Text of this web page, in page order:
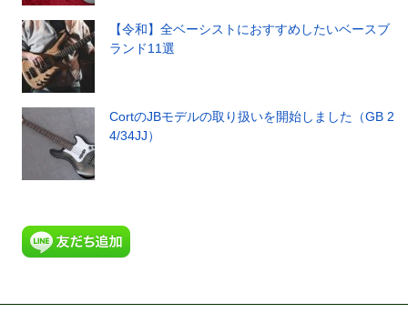
【令和】全ベーシストにおすすめしたいベースブ
ランド11選
CortのJBモデルの取り扱いを開始しました（GB 2
4/34JJ）